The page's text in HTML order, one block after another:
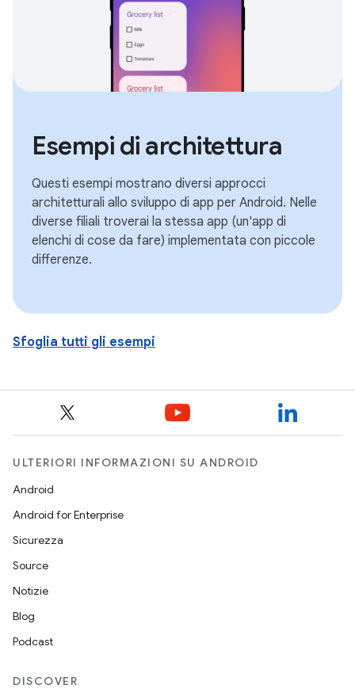
Esempi di architettura
Questi esempi mostrano diversi approcci
architetturali allo sviluppo di app per Android. Nelle
diverse filiali troverai la stessa app (un'app di
elenchi di cose da fare) implementata con piccole
differenze.
Sfoglia tutti gli esempi
ULTERIORI INFORMAZIONI SU ANDROID
Android
Android for Enterprise
Sicurezza
Source
Notizie
Blog
Podcast
DISCOVER